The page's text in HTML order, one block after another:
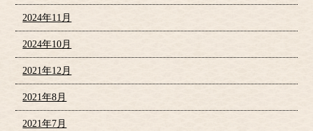
2024年11月
2024年10月
2021年12月
2021年8月
2021年7月